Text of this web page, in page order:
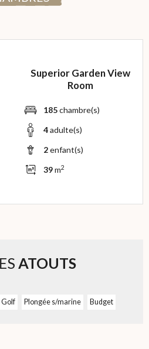
Superior Garden View
Room
185chambre(s)
4adulte(s)
2enfant(s)
39m2
ATOUTS
Golf Plongée s/marine Budget